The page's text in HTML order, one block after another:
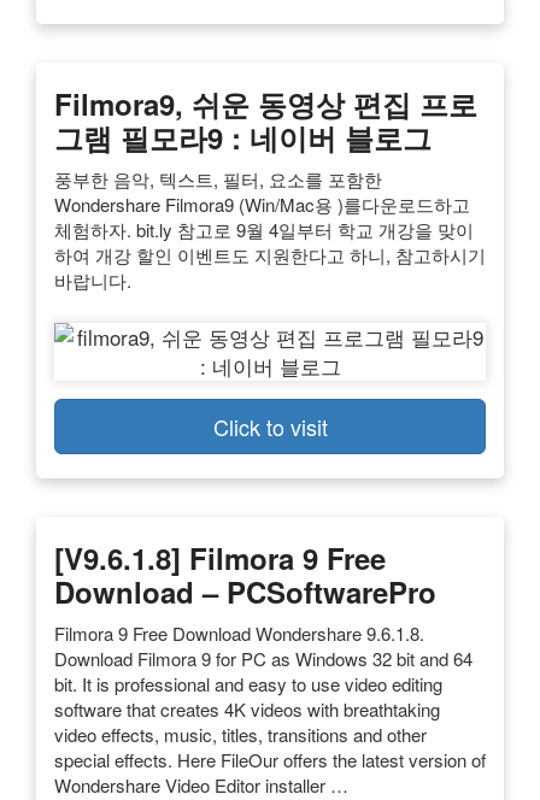
Filmora9, 쉬운 동영상 편집 프로
그램 필모라9 : 네이버 블로그
풍부한 음악, 텍스트, 필터, 요소를 포함한
Wondershare Filmora9 (Win/Mac용 )를다운로드하고
체험하자. bit.ly 참고로 9월 4일부터 학교 개강을 맞이
하여 개강 할인 이벤트도 지원한다고 하니, 참고하시기
바랍니다.
Click to visit
[V9.6.1.8] Filmora 9 Free
Download – PCSoftwarePro
Filmora 9 Free Download Wondershare 9.6.1.8.
Download Filmora 9 for PC as Windows 32 bit and 64
bit. It is professional and easy to use video editing
software that creates 4K videos with breathtaking
video effects, music, titles, transitions and other
special effects. Here FileOur offers the latest version of
Wondershare Video Editor installer …